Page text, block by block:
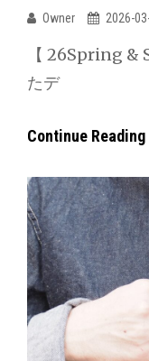
Owner 2026-
【 26Spring &
たデ
Continue Reading